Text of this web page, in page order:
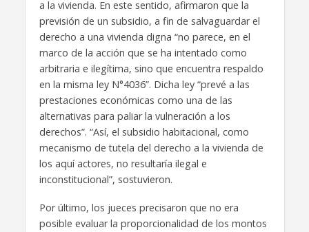
a la vivienda. En este sentido, afirmaron que la
previsión de un subsidio, a fin de salvaguardar el
derecho a una vivienda digna “no parece, en el
marco de la acción que se ha intentado como
arbitraria e ilegítima, sino que encuentra respaldo
en la misma ley N°4036”. Dicha ley “prevé a las
prestaciones económicas como una de las
alternativas para paliar la vulneración a los
derechos”. “Así, el subsidio habitacional, como
mecanismo de tutela del derecho a la vivienda de
los aquí actores, no resultaría ilegal e
inconstitucional”, sostuvieron.
Por último, los jueces precisaron que no era
posible evaluar la proporcionalidad de los montos